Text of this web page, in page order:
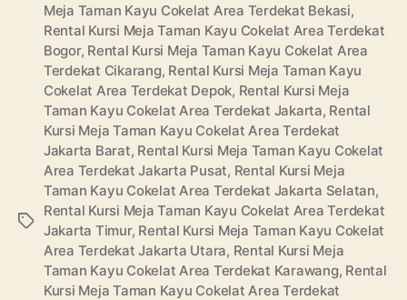
Tags
Meja Taman Kayu Cokelat Area Terdekat Bekasi,
Rental Kursi Meja Taman Kayu Cokelat Area Terdekat
Bogor, Rental Kursi Meja Taman Kayu Cokelat Area
Terdekat Cikarang, Rental Kursi Meja Taman Kayu
Cokelat Area Terdekat Depok, Rental Kursi Meja
Taman Kayu Cokelat Area Terdekat Jakarta, Rental
Kursi Meja Taman Kayu Cokelat Area Terdekat
Jakarta Barat, Rental Kursi Meja Taman Kayu Cokelat
Area Terdekat Jakarta Pusat, Rental Kursi Meja
Taman Kayu Cokelat Area Terdekat Jakarta Selatan,
Rental Kursi Meja Taman Kayu Cokelat Area Terdekat
Jakarta Timur, Rental Kursi Meja Taman Kayu Cokelat
Area Terdekat Jakarta Utara, Rental Kursi Meja
Taman Kayu Cokelat Area Terdekat Karawang, Rental
Kursi Meja Taman Kayu Cokelat Area Terdekat